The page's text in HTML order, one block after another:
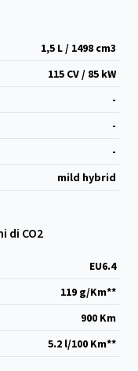
1,5 L / 1498 cm3
115 CV / 85 kW
-
-
-
mild hybrid
di CO2
EU6.4
119 g/Km**
900 Km
5.2 l/100 Km**